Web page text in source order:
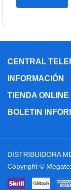
CENTRAL
INFORMACIÓN
TIENDA ONLINE
BOLETIN
DISTRIBUIDORA
Copyright ©